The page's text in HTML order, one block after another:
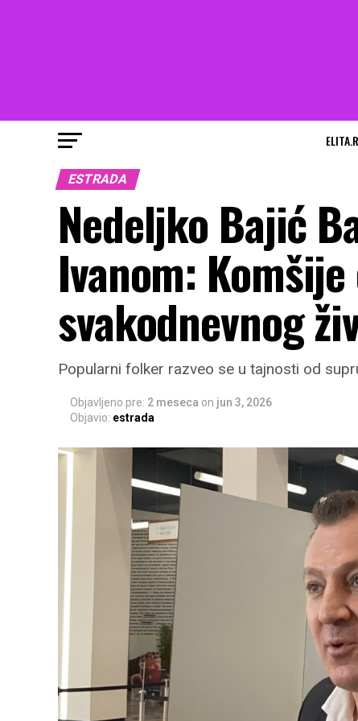
ESTRADA
Nedeljko Bajić
Ivanom:
svakodnevnog
Popularni folker razveo se u tajnosti od
Objavljeno pre: 2 meseca on jun 3, 2026
Objavio: estrada